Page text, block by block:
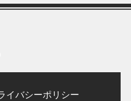
イバシーポリシー